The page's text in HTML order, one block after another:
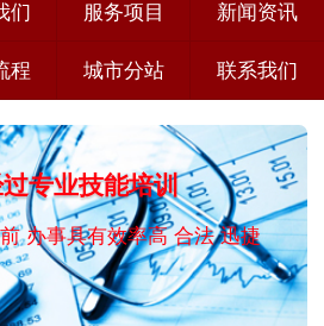
们 服务项目 新闻资讯
程 城市分站 联系我们
专业技能培训
办事具有效率高 合法 迅捷